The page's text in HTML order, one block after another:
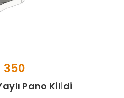
350
Pano Kilidi